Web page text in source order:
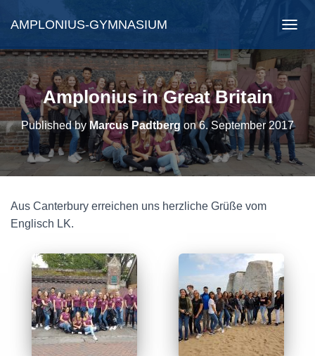
AMPLONIUS-GYMNASIUM
A
V
I
G
A
T
I
O
N
U
Amplonius in Great Britain
Published byMarcus Padtberg on6. September 2017
Aus Canterbury erreichen uns herzliche Grüße vom
Englisch LK.